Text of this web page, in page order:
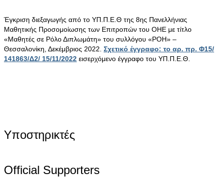
Έγκριση διεξαγωγής από το ΥΠ.Π.Ε.Θ της 8ης Πανελλήνιας
Μαθητικής Προσομοίωσης των Επιτροπών του ΟΗΕ με τίτλο
«Μαθητές σε Ρόλο Διπλωμάτη» του συλλόγου «ΡΟΗ» –
Θεσσαλονίκη, Δεκέμβριος 2022. Σχετικό έγγραφο: το αρ. πρ. Φ15/
141863/Δ2/ 15/11/2022 εισερχόμενο έγγραφο του ΥΠ.Π.Ε.Θ.
Υποστηρικτές
Official Supporters